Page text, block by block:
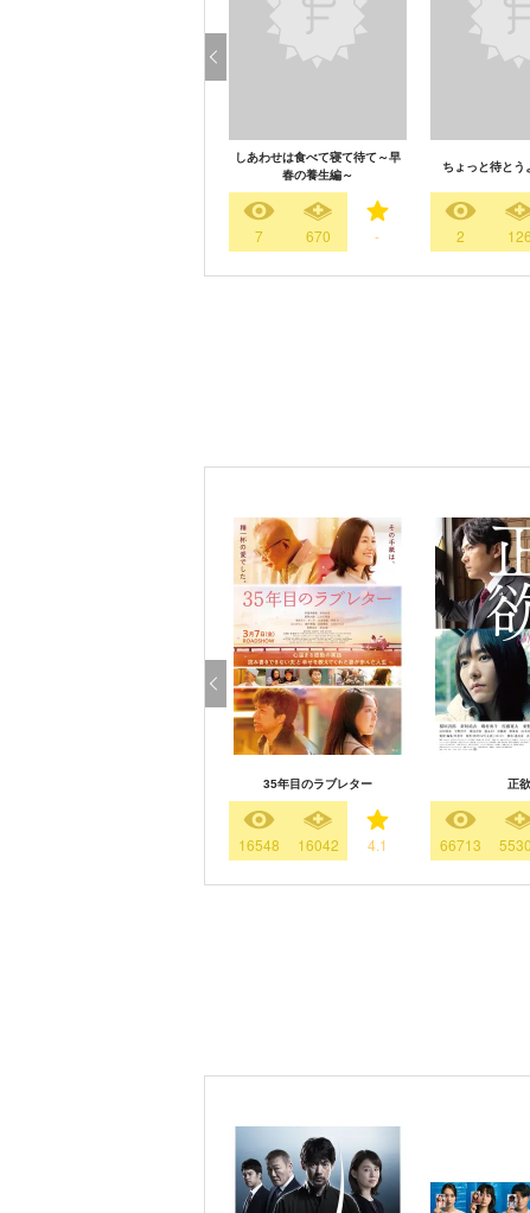
しあわせは食べて寝て待て～早
春の養生編～
7 670 -
ちょっと待とう
2 126
35年目のラブレター
16548 16042 4.1
正欲
66713